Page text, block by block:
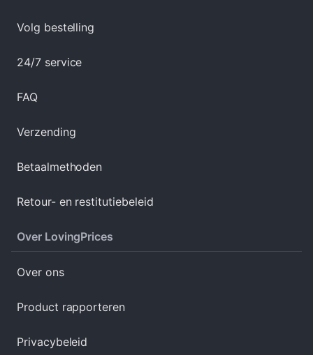
Volg bestelling
24/7 service
FAQ
Verzending
Betaalmethoden
Retour- en restitutiebeleid
Over LovingPrices
Over ons
Product rapporteren
Privacybeleid